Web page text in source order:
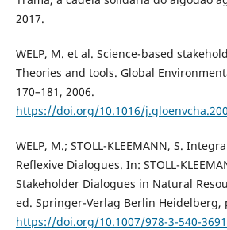
2017.
WELP, M. et al. Science-based
Theories and tools. Global
170–181, 2006.
https://doi.org/10.1016/
WELP, M.; STOLL-KLEEMANN, S.
Reflexive Dialogues. In: STOLL-
Stakeholder Dialogues in Natural
ed. Springer-Verlag Berlin Heidelberg,
https://doi.org/10.1007/978-3-540-